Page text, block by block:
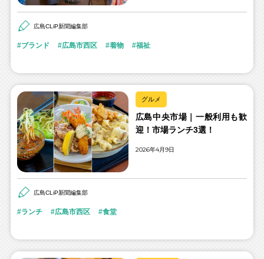
広島CLiP新聞編集部
ブランド 広島市西区 着物 福祉
グルメ
広島中央市場｜一般利用も歓
迎！市場ランチ3選！
2026年4月9日
広島CLiP新聞編集部
ランチ 広島市西区 食堂